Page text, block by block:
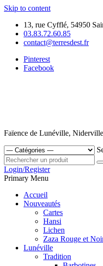
Skip to content
13, rue Cyfflé, 54950
03.83.72.60.85
contact@terresdest.fr
Pinterest
Facebook
Faïence de Lunéville,
Login/Register
Primary Menu
Accueil
Nouveautés
Cartes
Hansi
Lichen
Zaza Rouge et
Lunéville
Tradition